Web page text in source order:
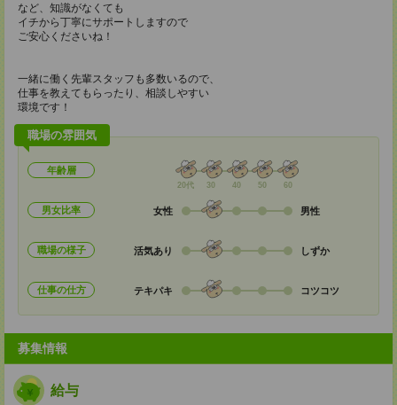
など、知識がなくても
イチから丁寧にサポートしますので
ご安心くださいね！
一緒に働く先輩スタッフも多数いるので、
仕事を教えてもらったり、相談しやすい
環境です！
職場の雰囲気
年齢層
20代 30 40 50 60
男女比率 女性 男性
職場の様子 活気あり しずか
仕事の仕方 テキパキ コツコツ
募集情報
給与